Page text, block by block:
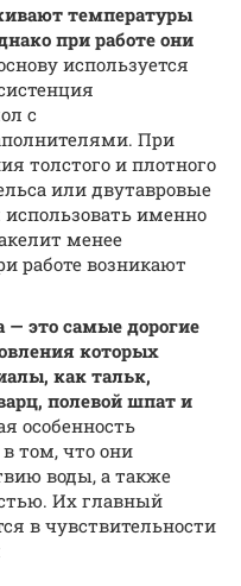
температуры
при работе они
используется
с
При
толстого и плотного
или двутавровые
именно
менее
работе возникают
— это самые дорогие
которых
как тальк,
полевой шпат и
особенность
том, что они
воды, а также
Их главный
в чувствительности